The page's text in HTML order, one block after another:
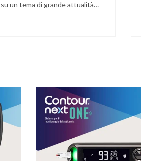
un tema di grande attualità